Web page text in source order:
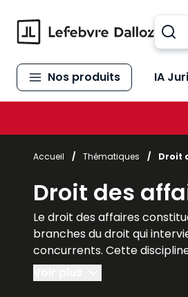
Nos produits IA
Accueil / Thématiques / Droit
Droit des
Le droit des affaires
branches du droit qui
concurrents. Cette
indispensable à la
interactions entre